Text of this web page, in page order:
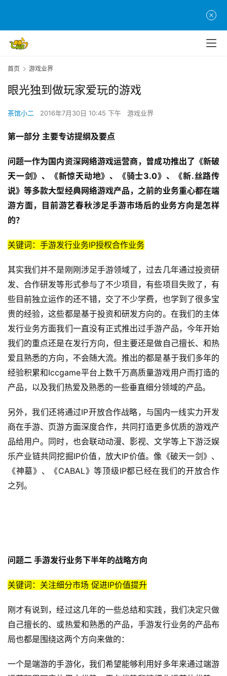
首页 游戏业界
眼光独到做玩家爱玩的游戏
茶馆小二 2016年7月30日 10:45 下午 游戏业界
第一部分 主要专访提纲及要点
问题一作为国内资深网络游戏运营商，曾成功推出了《新破
天一剑》、《新惊天动地》、《骑士3.0》、《新.丝路传
说》等多款大型经典网络游戏产品，之前的业务重心都在端
游方面，目前游艺春秋涉足手游市场后的业务方向是怎样
的？
关键词：手游发行业务IP授权合作业务
其实我们并不是刚刚涉足手游领域了，过去几年通过投资研
发、合作研发等形式参与了不少项目，有些项目失败了，有
些目前独立运作的还不错，交了不少学费，也学到了很多宝
贵的经验，这些都是基于投资和研发方向的。在我们的主体
发行业务方面我们一直没有正式推出过手游产品，今年开始
我们的重点还是在发行方向，但主要还是做自己擅长、和热
爱且熟悉的方向，不会随大流。推出的都是基于我们多年的
经验积累和Iccgame平台上数千万高质量游戏用户而打造的
产品，以及我们热爱及熟悉的一些垂直细分领域的产品。
另外，我们还将通过IP开放合作战略，与国内一线实力开发
商在手游、页游方面深度合作，共同打造更多优质的游戏产
品给用户。同时，也会联动动漫、影视、文学等上下游泛娱
乐产业链共同挖掘IP价值，放大IP价值。像《破天一剑》、
《神墓》、《CABAL》等顶级IP都已经在我们的开放合作
之列。
问题二 手游发行业务下半年的战略方向
关键词：关注细分市场 促进IP价值提升
刚才有说到，经过这几年的一些总结和实践，我们决定只做
自己擅长的、或热爱和熟悉的产品，手游发行业务的产品布
局也都是围绕这两个方向来做的：
一个是端游的手游化，我们希望能够利用好多年来通过端游